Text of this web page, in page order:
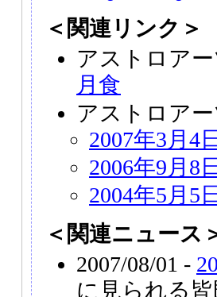
＜関連リンク＞
アストロアー
月食
アストロア
2007年3月4
2006年9月8
2004年5月5
＜関連ニュース
2007/08/01 -
に見られる